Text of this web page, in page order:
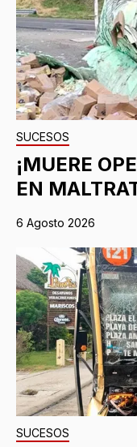
SUCESOS
¡MUERE
EN
6 Agosto 2026
SUCESOS